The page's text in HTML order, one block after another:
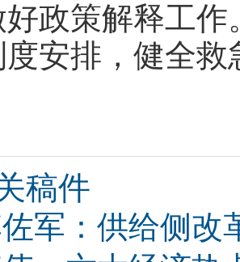
好政策解释工
度安排，健全
稿件
军：供给侧改